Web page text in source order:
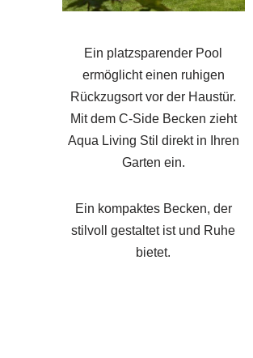
Ein platzsparender Pool
ermöglicht einen ruhigen
Rückzugsort vor der Haustür.
Mit dem C-Side Becken zieht
Aqua Living Stil direkt in Ihren
Garten ein.
Ein kompaktes Becken, der
stilvoll gestaltet ist und Ruhe
bietet.